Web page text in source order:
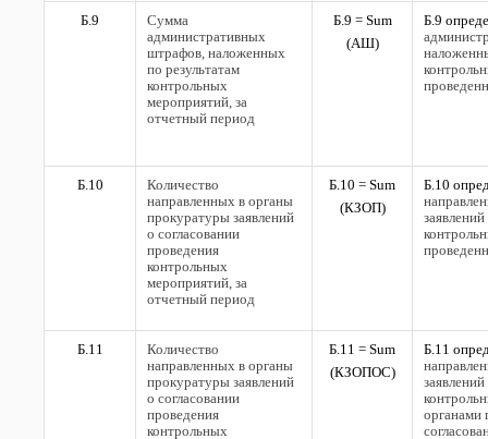
Б.9
Сумма
административных
штрафов, наложенных
по результатам
контрольных
мероприятий, за
отчетный период
Б.9 = Sum
(АШ)
Б.9
Б.10
Количество
направленных в органы
прокуратуры заявлений
о согласовании
проведения
контрольных
мероприятий, за
отчетный период
Б.10 = Sum
(КЗОП)
Б.10
Б.11
Количество
направленных в органы
прокуратуры заявлений
о согласовании
проведения
контрольных
Б.11 = Sum
(КЗОПОС)
Б.11
органами